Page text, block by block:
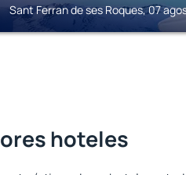
Sant Ferran de ses Roques, 07
hoteles